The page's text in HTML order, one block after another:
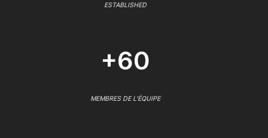
ESTABLISHED
+60
MEMBRES DE L'ÉQUIPE